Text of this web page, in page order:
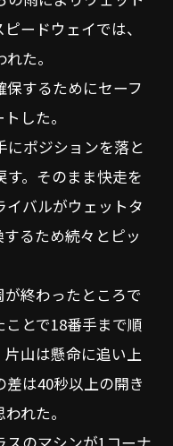
ードウェイでは、
た。
するためにセーフ
した。
にポジションを落と
。そのまま快走を
バルがウェットタ
るため続々とピッ
が終わったところで
とで18番手まで順
山は懸命に追い上
は40秒以上の開き
れた。